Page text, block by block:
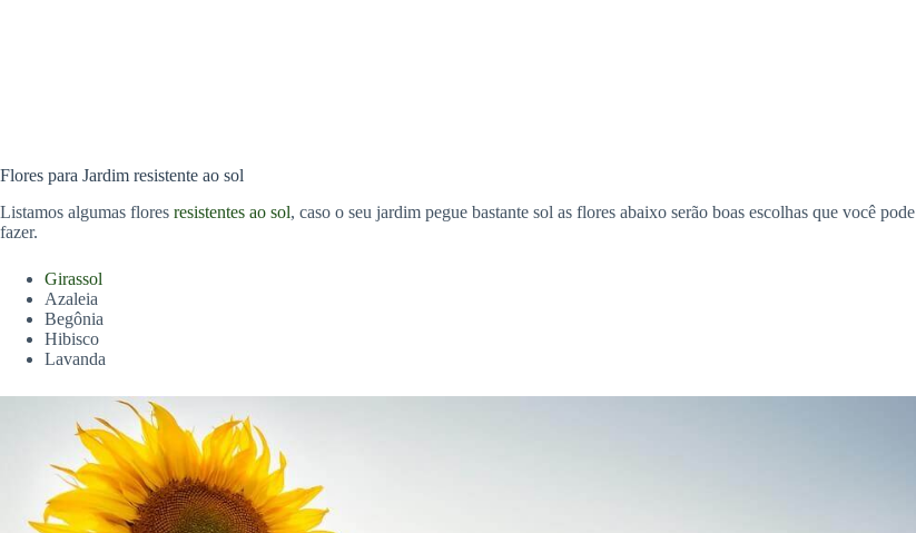
Flores para Jardim resistente ao sol
Listamos algumas flores resistentes ao sol, caso o seu jardim pegue bastante sol as flores abaixo serão boas escolhas que você pode
fazer.
Girassol
Azaleia
Begônia
Hibisco
Lavanda